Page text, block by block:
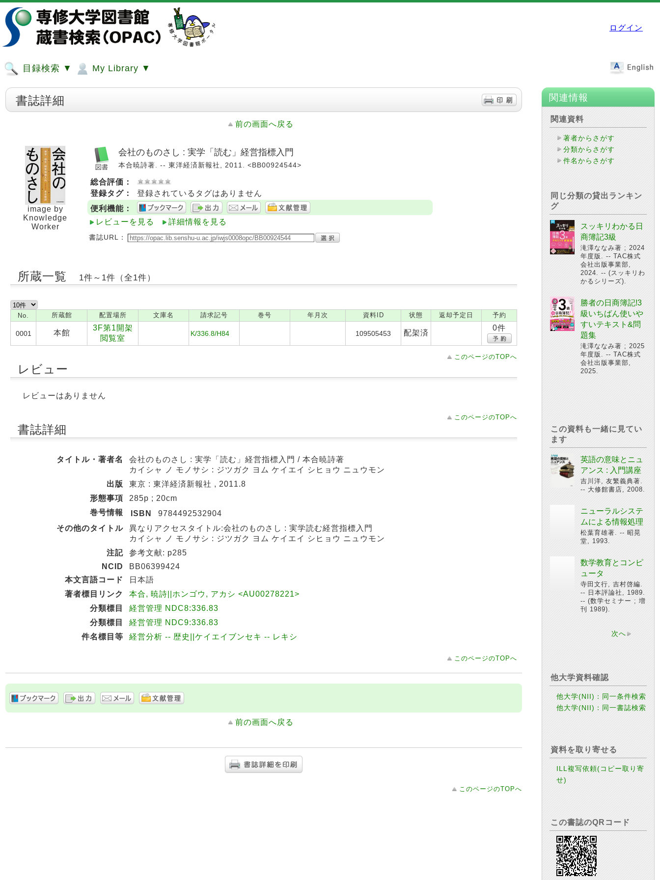
ログイン
目録検索 ▼ My Library ▼
書誌詳細
前の画面へ戻る
image by
Knowledge
Worker
会社のものさし : 実学「読む」経営指標入門
本合暁詩著. -- 東洋経済新報社, 2011. <BB00924544>
総合評価：
登録タグ：
登録されているタグはありません
便利機能：
レビューを見る
詳細情報を見る
書誌URL：
所蔵一覧 1件～1件（全1件）
No. 所蔵館 配置場所 文庫名 請求記号 巻号 年月次 資料ID 状態 返却予定日 予約
0001 本館
3F第1開架
閲覧室
K/336.8/H84 109505453 配架済
0件
このページのTOPへ
レビュー
レビューはありません
このページのTOPへ
書誌詳細
タイトル・著者名
会社のものさし : 実学「読む」経営指標入門 / 本合暁詩著
カイシャ ノ モノサシ : ジツガク ヨム ケイエイ シヒョウ ニュウモン
出版
東京 : 東洋経済新報社 , 2011.8
形態事項
285p ; 20cm
巻号情報
ISBN
9784492532904
その他のタイトル
異なりアクセスタイトル:会社のものさし : 実学読む経営指標入門
カイシャ ノ モノサシ : ジツガク ヨム ケイエイ シヒョウ ニュウモン
注記
参考文献: p285
NCID
BB06399424
本文言語コード
日本語
著者標目リンク
本合, 暁詩||ホンゴウ, アカシ <AU00278221>
分類標目
経営管理 NDC8:336.83
分類標目
経営管理 NDC9:336.83
件名標目等
経営分析 -- 歴史||ケイエイブンセキ -- レキシ
このページのTOPへ
前の画面へ戻る
このページのTOPへ
関連情報
関連資料
著者からさがす
分類からさがす
件名からさがす
同じ分類の貸出ランキン
グ
スッキリわかる日
商簿記3級
滝澤ななみ著 ; 2024
年度版. -- TAC株式
会社出版事業部,
2024. -- (スッキリわ
かるシリーズ).
勝者の日商簿記!3
級いちばん使いや
すいテキスト&問
題集
滝澤ななみ著 ; 2025
年度版. -- TAC株式
会社出版事業部,
2025.
この資料も一緒に見てい
ます
英語の意味とニュ
アンス : 入門講座
吉川洋, 友繁義典著.
-- 大修館書店, 2008.
ニューラルシステ
ムによる情報処理
松葉育雄著. -- 昭晃
堂, 1993.
数学教育とコンピ
ュータ
寺田文行, 吉村啓編.
-- 日本評論社, 1989.
-- (数学セミナー ; 増
刊 1989).
次へ
他大学資料確認
他大学(NII)：同一条件検索
他大学(NII)：同一書誌検索
資料を取り寄せる
ILL複写依頼(コピー取り寄
せ)
この書誌のQRコード